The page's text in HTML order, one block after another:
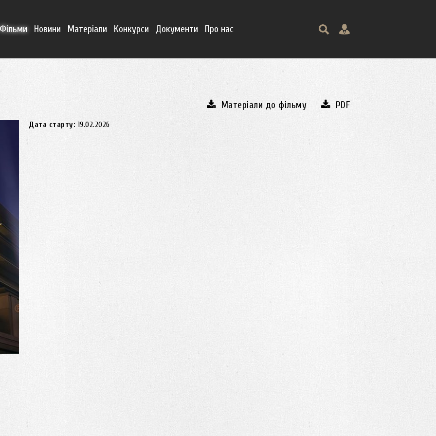
Фільми Новини Матеріали Конкурси Документи Про нас
Матеріали до фільму PDF
Дата старту: 19.02.2026